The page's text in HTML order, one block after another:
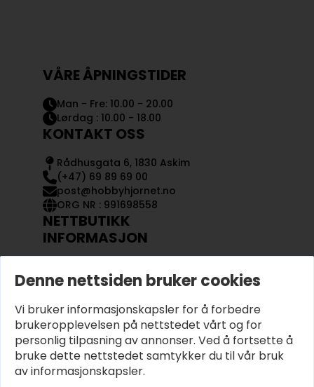
VÅRE ÅPNINGSTIDER
Man - Fre: 10.00 - 20.00
Lørdag : 10.00 - 18.00
KONTAKT OSS
Rådhusgata 6, 1830 Askim
(+47) 69 89 69 00
post@hobbyhjornet.no
ORG NR : 991698558
NETTBUTIKK
INFORMASJON
OM OSS
KJØPSVILKÅR OG BETINGELSER
PERSONVERN
Denne nettsiden bruker cookies
Vi bruker informasjonskapsler for å forbedre
brukeropplevelsen på nettstedet vårt og for
personlig tilpasning av annonser. Ved å fortsette å
bruke dette nettstedet samtykker du til vår bruk
av informasjonskapsler.